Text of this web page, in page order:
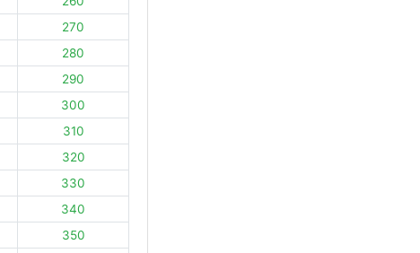
270
280
290
300
310
320
330
340
350